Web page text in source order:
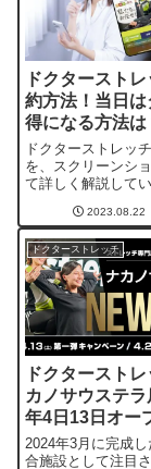
ドクタースト
約方法！当日は
得になる方法は
しく紹介
ドクターストレッ
を、スクリーンシ
て詳しく解説して
な方法ないのか？
紹介しています。
2023.08.22
ドクターストレッチ
ドクタースト
カノサウステ
年4日13日オー
2024年3月に完成
合施設として注目